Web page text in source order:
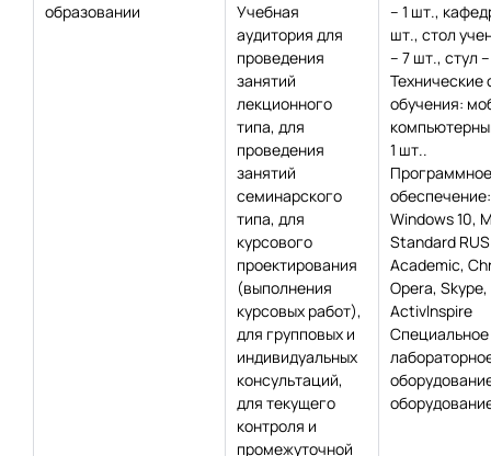
образовании
Учебная
аудитория для
проведения
занятий
лекционного
типа, для
проведения
занятий
семинарского
типа, для
курсового
проектирования
(выполнения
курсовых работ),
для групповых и
индивидуальных
консультаций,
для текущего
контроля и
промежуточной
– 1 шт.,
шт., стол
– 7 шт., стул
Технические
обучения:
1 шт..
Программное
обеспечение:
Windows 10,
Standard RUS
Academic,
Opera, Skype,
Activlnspire
Специальное